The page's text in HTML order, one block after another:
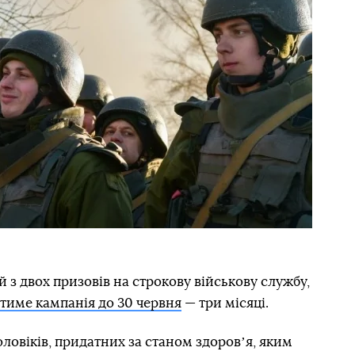
з двох призовів на строкову військову службу,
кампанія до 30 червня — три місяці.
придатних за станом здоровʼя, яким